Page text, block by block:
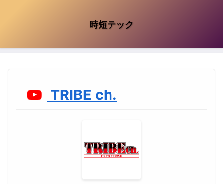
時短テック
TRIBE ch.